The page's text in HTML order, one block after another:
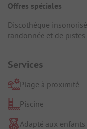
Offres spéciales
Discothèque
randonnée et de pistes
Services
Plage à proximité
Piscine
Adapté aux enfants